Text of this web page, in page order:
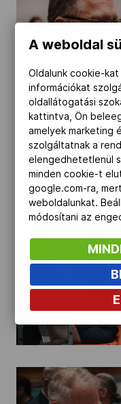
A weboldal
Oldalunk cookie-
információkat
oldallátogatási
kattintva, Ön
amelyek marketing
szolgáltatnak a
elengedhetetlenül
minden cookie-t
google.com-ra,
weboldalunkat.
módosítani az